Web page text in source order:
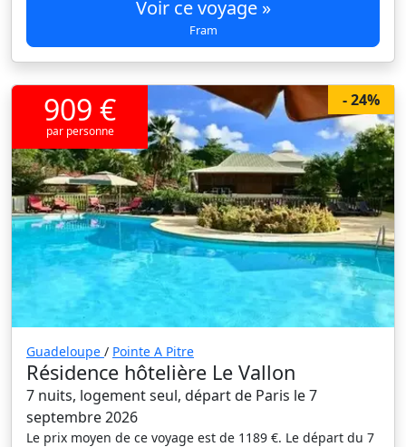
Voir ce voyage »
Fram
- 24%
909 €
par personne
Guadeloupe / Pointe A Pitre
Résidence hôtelière Le Vallon
7 nuits, logement seul, départ de Paris le 7
septembre 2026
Le prix moyen de ce voyage est de 1189 €. Le départ du 7